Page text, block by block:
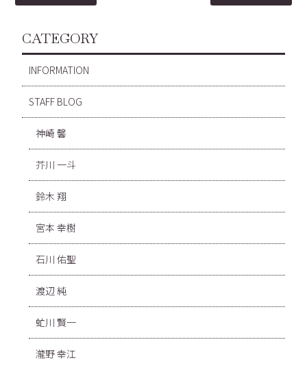
CATEGORY
INFORMATION
STAFF BLOG
神崎 馨
芥川 一斗
鈴木 翔
宮本 幸樹
石川 佑聖
渡辺 純
虻川 賢一
瀧野 幸江